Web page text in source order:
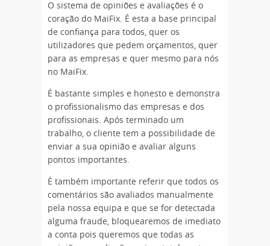
O sistema de opiniões e avaliações é o
coração do MaiFix. É esta a base principal
de confiança para todos, quer os
utilizadores que pedem orçamentos, quer
para as empresas e quer mesmo para nós
no MaiFix.
É bastante simples e honesto e demonstra
o profissionalismo das empresas e dos
profissionais. Após terminado um
trabalho, o cliente tem a possibilidade de
enviar a sua opinião e avaliar alguns
pontos importantes.
É também importante referir que todos os
comentários são avaliados manualmente
pela nossa equipa e que se for detectada
alguma fraude, bloquearemos de imediato
a conta pois queremos que todas as